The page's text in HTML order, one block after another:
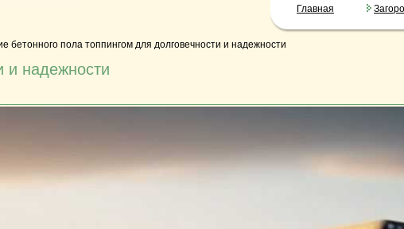
Главная
бетонного пола топпингом для долговечности и надежности
и надежности